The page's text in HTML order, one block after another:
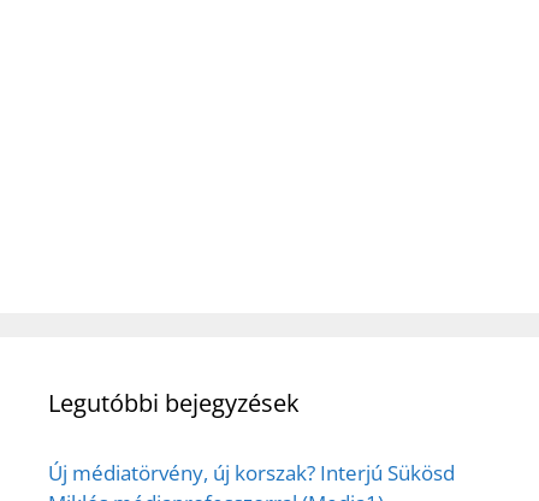
Legutóbbi bejegyzések
Új médiatörvény, új korszak? Interjú Sükösd